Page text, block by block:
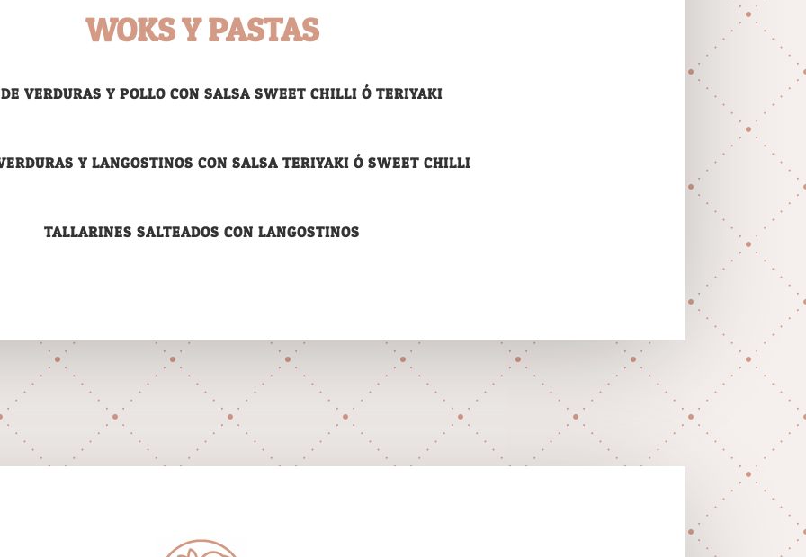
WOKS Y PASTAS
VERDURAS Y POLLO CON SALSA SWEET CHILLI Ó TERIYAKI
Y LANGOSTINOS CON SALSA TERIYAKI Ó SWEET CHILLI
TALLARINES SALTEADOS CON LANGOSTINOS